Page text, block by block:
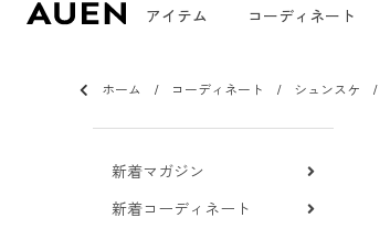
アイテム コーディネート
ホーム コーディネート シュンスケ
新着マガジン
新着コーディネート